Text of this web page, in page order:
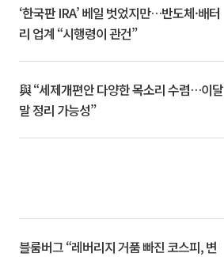
‘한국판 IRA’ 베일 벗었지만…반도체·배터
리 업계 “시행령이 관건”
與 “세제개편안 다양한 목소리 수렴…이달
말 정리 가능성”
블룸버그 “레버리지 거품 빠진 코스피, 변